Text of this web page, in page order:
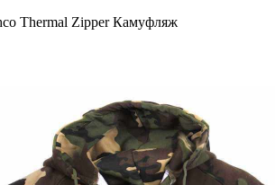
Thermal Zipper Камуфляж